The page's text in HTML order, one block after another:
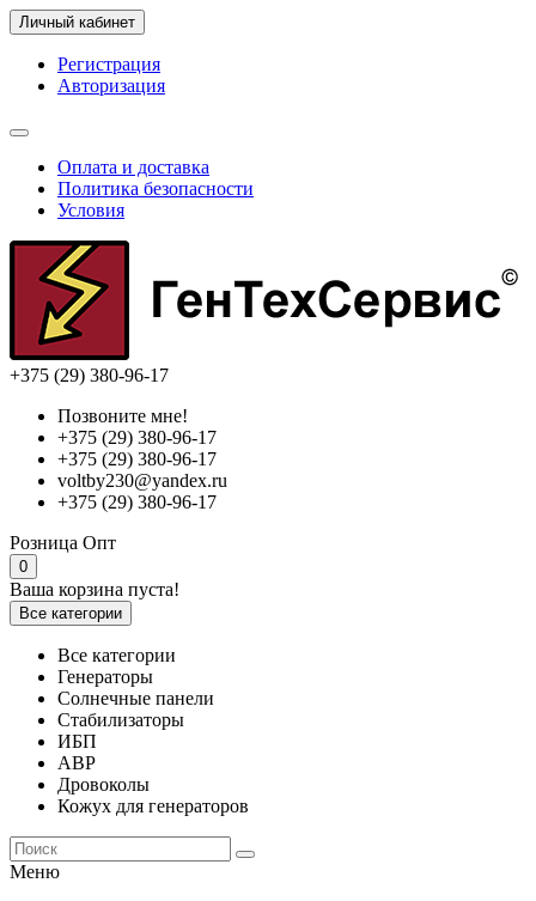
Личный кабинет
Регистрация
Авторизация
Оплата и доставка
Политика безопасности
Условия
+375 (29) 380-96-17
Позвоните мне!
+375 (29) 380-96-17
+375 (29) 380-96-17
voltby230@yandex.ru
+375 (29) 380-96-17
Розница Опт
0
Ваша корзина пуста!
Все категории
Все категории
Генераторы
Солнечные панели
Стабилизаторы
ИБП
АВР
Дровоколы
Кожух для генераторов
Меню